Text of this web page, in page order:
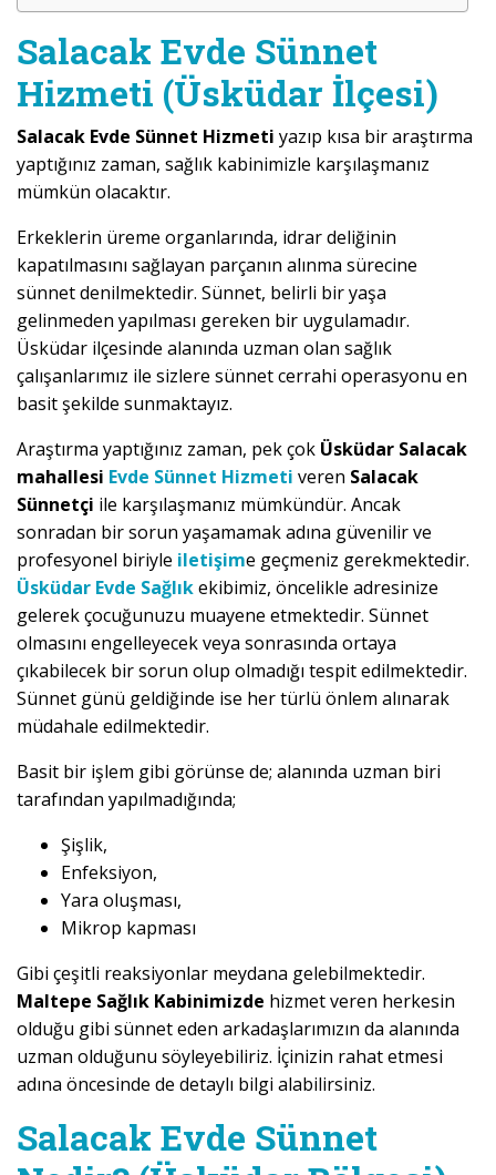
Salacak Evde Sünnet
Hizmeti (Üsküdar İlçesi)
Salacak Evde Sünnet Hizmeti yazıp kısa bir araştırma
yaptığınız zaman, sağlık kabinimizle karşılaşmanız
mümkün olacaktır.
Erkeklerin üreme organlarında, idrar deliğinin
kapatılmasını sağlayan parçanın alınma sürecine
sünnet denilmektedir. Sünnet, belirli bir yaşa
gelinmeden yapılması gereken bir uygulamadır.
Üsküdar ilçesinde alanında uzman olan sağlık
çalışanlarımız ile sizlere sünnet cerrahi operasyonu en
basit şekilde sunmaktayız.
Araştırma yaptığınız zaman, pek çok Üsküdar Salacak
mahallesi Evde Sünnet Hizmeti veren Salacak
Sünnetçi ile karşılaşmanız mümkündür. Ancak
sonradan bir sorun yaşamamak adına güvenilir ve
profesyonel biriyle iletişime geçmeniz gerekmektedir.
Üsküdar Evde Sağlıkekibimiz, öncelikle adresinize
gelerek çocuğunuzu muayene etmektedir. Sünnet
olmasını engelleyecek veya sonrasında ortaya
çıkabilecek bir sorun olup olmadığı tespit edilmektedir.
Sünnet günü geldiğinde ise her türlü önlem alınarak
müdahale edilmektedir.
Basit bir işlem gibi görünse de; alanında uzman biri
tarafından yapılmadığında;
Şişlik,
Enfeksiyon,
Yara oluşması,
Mikrop kapması
Gibi çeşitli reaksiyonlar meydana gelebilmektedir.
Maltepe Sağlık Kabinimizde hizmet veren herkesin
olduğu gibi sünnet eden arkadaşlarımızın da alanında
uzman olduğunu söyleyebiliriz. İçinizin rahat etmesi
adına öncesinde de detaylı bilgi alabilirsiniz.
Salacak Evde Sünnet